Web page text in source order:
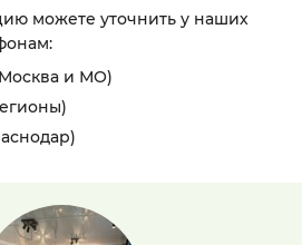
можете уточнить у наших
и МО)